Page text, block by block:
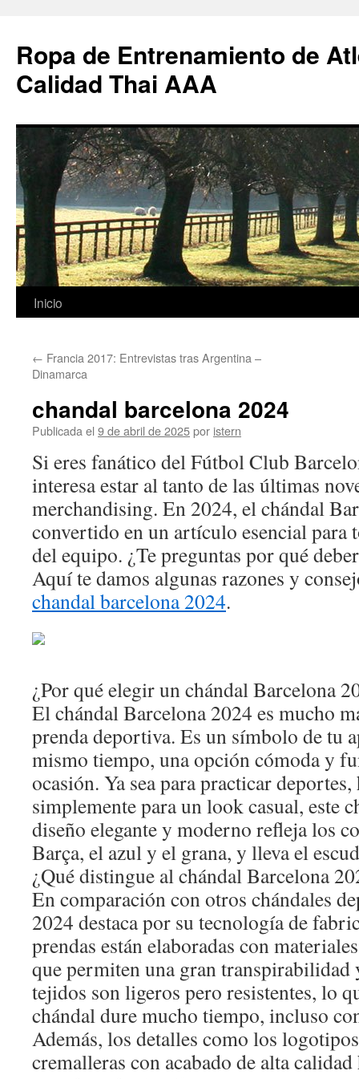
Ropa de Entrenamiento de
Calidad Thai AAA
Saltar
contenido
Inicio
← Francia 2017: Entrevistas tras Argentina –
Dinamarca
chandal barcelona 2024
Publicada el 9 de abril de 2025por istern
Si eres fanático del Fútbol Club
interesa estar al tanto de las últimas
merchandising. En 2024, el chándal
convertido en un artículo esencial para
del equipo. ¿Te preguntas por qué
Aquí te damos algunas razones y
chandal barcelona 2024.
¿Por qué elegir un chándal Barcelona
El chándal Barcelona 2024 es mucho
prenda deportiva. Es un símbolo de tu
mismo tiempo, una opción cómoda y
ocasión. Ya sea para practicar
simplemente para un look casual, este
diseño elegante y moderno refleja los
Barça, el azul y el grana, y lleva el
¿Qué distingue al chándal Barcelona
En comparación con otros chándales
2024 destaca por su tecnología de
prendas están elaboradas con
que permiten una gran
tejidos son ligeros pero resistentes, lo
chándal dure mucho tiempo, incluso
Además, los detalles como los
cremalleras con acabado de alta